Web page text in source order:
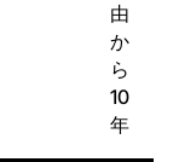
由
か
ら
10
年